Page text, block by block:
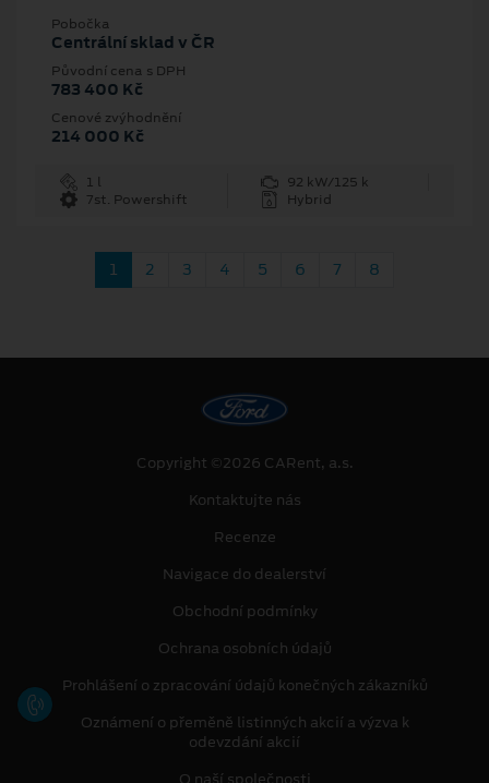
Pobočka
Centrální sklad v ČR
Původní cena s DPH
783 400 Kč
Cenové zvýhodnění
214 000 Kč
1 l
92 kW/125 k
7st. Powershift
Hybrid
1 2 3 4 5 6 7 8
Copyright ©2026 CARent, a.s.
Kontaktujte nás
Recenze
Navigace do dealerství
Obchodní podmínky
Ochrana osobních údajů
Prohlášení o zpracování údajů konečných zákazníků
Oznámení o přeměně listinných akcií a výzva k
odevzdání akcií